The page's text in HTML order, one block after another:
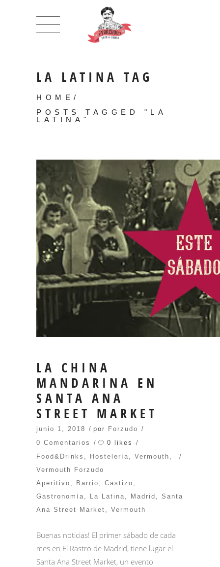
LA LATINA TAG
HOME /
POSTS TAGGED "LA
LATINA"
LA CHINA
MANDARINA EN
SANTA ANA
STREET MARKET
junio 1, 2018 por Forzudo
0 Comentarios
0 likes
Food&Drinks
Hostelería Vermouth
Vermouth Forzudo
Aperitivo
Barrio Castizo
Gastronomía
La Latina Madrid
Santa
Ana Street Market
Vermouth
Buenas noticias! El primer sábado de cada
mes en El Rastro de Madrid, tiene lugar el
Santa Ana Street Market, un evento